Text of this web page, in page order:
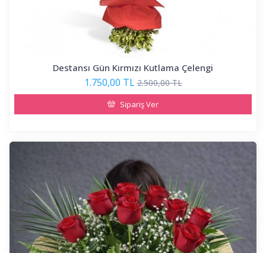
Destansı Gün Kırmızı Kutlama Çelengi
1.750,00 TL 2.500,00 TL
Sipariş Ver